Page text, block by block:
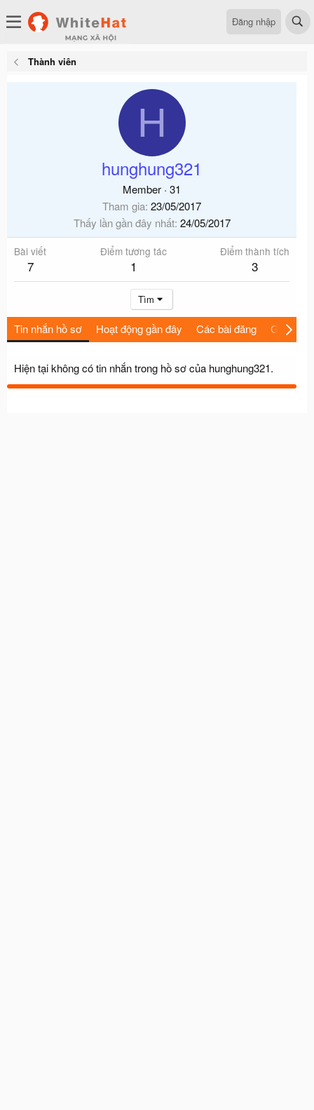
Đăng nhập
Thành viên
H
hunghung321
Member · 31
Tham gia 23/05/2017
Thấy lần gần đây nhất 24/05/2017
Bài viết
7
Điểm tương tác
1
Điểm thành tích
3
Tìm
Tin nhắn hồ sơ Hoạt động gần đây Các bài đăng Giới thiệu
Hiện tại không có tin nhắn trong hồ sơ của hunghung321.